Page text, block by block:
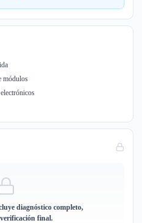
módulos
diagnóstico completo,
final.